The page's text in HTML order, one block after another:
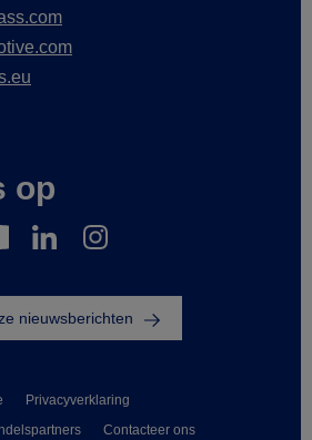
op
Privacyverklaring
Contacteer ons
nieuwsberichten